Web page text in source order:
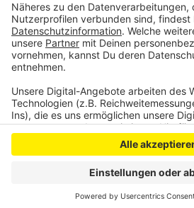
Anzeige
Anzeige